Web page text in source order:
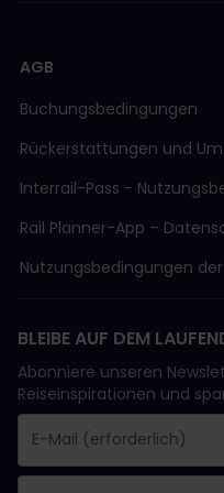
AGB
Buchungsbedingungen
Rückerstattungen und
Interrail-Pass -
Rail Planner-App –
Nutzungsbedingungen
BLEIBE AUF DEM
Abonniere unseren
Reiseinspirationen und